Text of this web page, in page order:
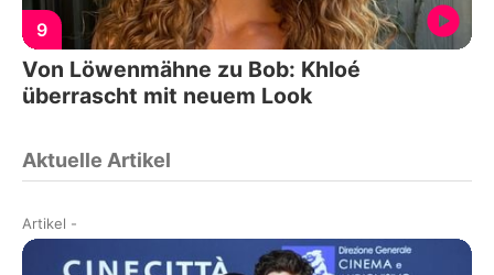
9
Von Löwenmähne zu Bob: Khloé
überrascht mit neuem Look
Aktuelle Artikel
Artikel -